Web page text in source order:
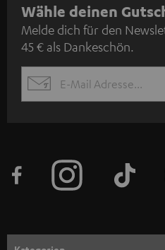
N
e
w
s
l
e
n
Wähle deinen
Melde dich für den
45 € als Dankeschön.
EMAIL